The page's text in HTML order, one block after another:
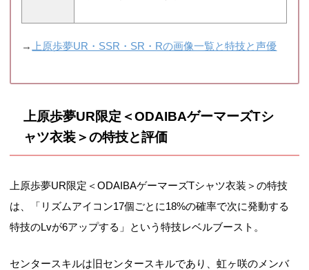
→ 上原歩夢UR・SSR・SR・Rの画像一覧と特技と声優
上原歩夢UR限定＜ODAIBAゲーマーズTシ
ャツ衣装＞の特技と評価
上原歩夢UR限定＜ODAIBAゲーマーズTシャツ衣装＞の特技
は、「リズムアイコン17個ごとに18%の確率で次に発動する
特技のLvが6アップする」という特技レベルブースト。
センタースキルは旧センタースキルであり、虹ヶ咲のメンバ